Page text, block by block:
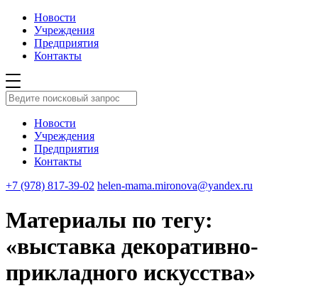
Новости
Учреждения
Предприятия
Контакты
Новости
Учреждения
Предприятия
Контакты
+7 (978) 817-39-02 helen-mama.mironova@yandex.ru
Материалы по тегу:
«выставка декоративно-
прикладного искусства»